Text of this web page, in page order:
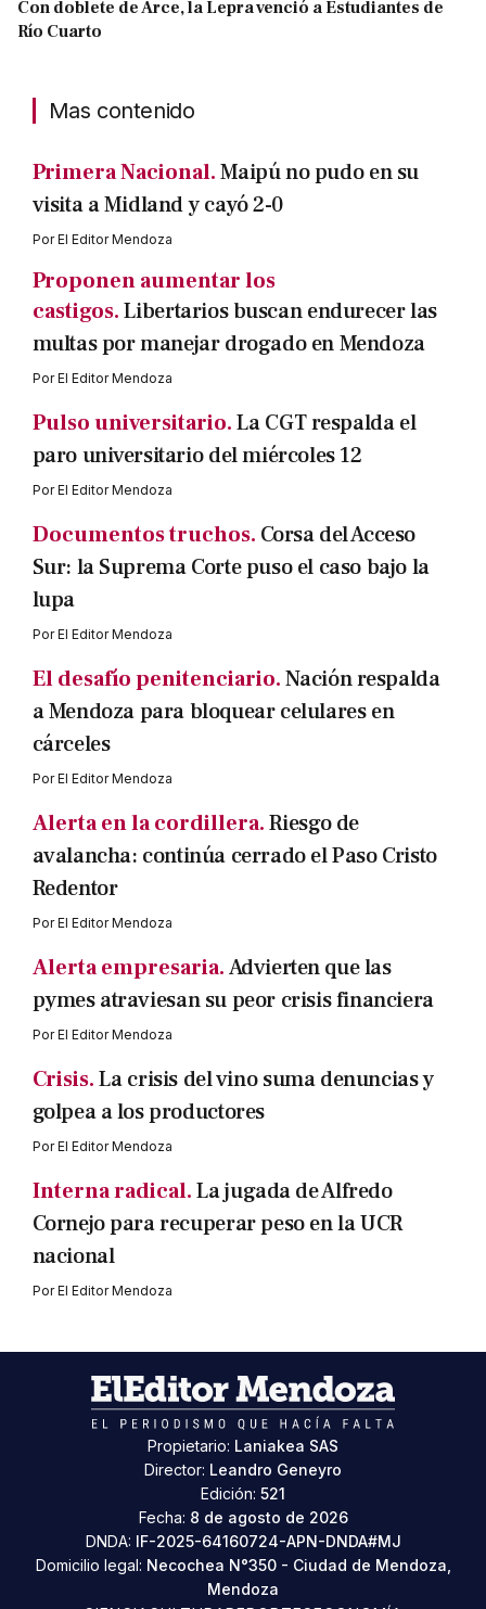
Con doblete de Arce, la Lepra venció a Estudiantes de
Río Cuarto
Mas contenido
Primera Nacional.Maipú no pudo en su
visita a Midland y cayó 2-0
PorEl Editor Mendoza
Proponen aumentar los
castigos.Libertarios buscan endurecer las
multas por manejar drogado en Mendoza
PorEl Editor Mendoza
Pulso universitario.La CGT respalda el
paro universitario del miércoles 12
PorEl Editor Mendoza
Documentos truchos. Corsa del Acceso
Sur: la Suprema Corte puso el caso bajo la
lupa
PorEl Editor Mendoza
El desafío penitenciario.Nación respalda
a Mendoza para bloquear celulares en
cárceles
PorEl Editor Mendoza
Alerta en la cordillera.Riesgo de
avalancha: continúa cerrado el Paso Cristo
Redentor
PorEl Editor Mendoza
Alerta empresaria.Advierten que las
pymes atraviesan su peor crisis financiera
PorEl Editor Mendoza
Crisis.La crisis del vino suma denuncias y
golpea a los productores
PorEl Editor Mendoza
Interna radical.La jugada de Alfredo
Cornejo para recuperar peso en la UCR
nacional
PorEl Editor Mendoza
Propietario: Laniakea SAS
Director: Leandro Geneyro
Edición: 521
Fecha: 8 de agosto de 2026
DNDA: IF-2025-64160724-APN-DNDA#MJ
Domicilio legal: Necochea N°350 - Ciudad de Mendoza,
Mendoza